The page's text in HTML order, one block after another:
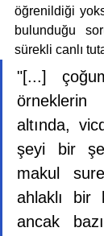
öğrenildiği
bulunduğu
sürekli canlı
"[...]
örneklerin
altında,
şeyi bir
makul
ahlaklı bir
ancak